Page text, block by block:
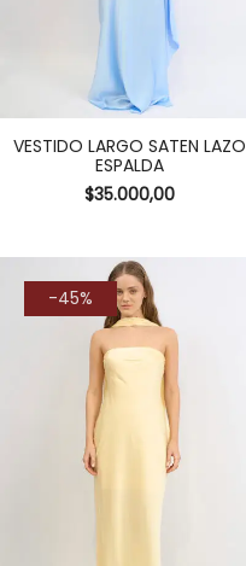
VESTIDO LARGO SATEN LAZO
ESPALDA
$35.000,00
-45%